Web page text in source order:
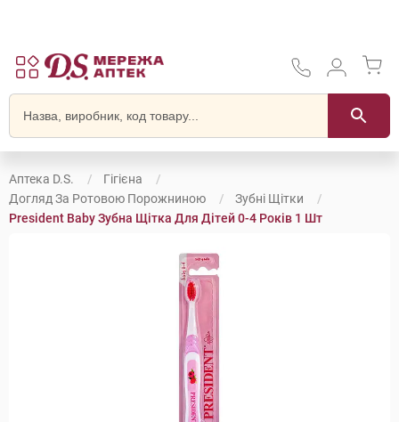
Аптека D.S.
Гігієна
Догляд За Ротовою Порожниною
Зубні Щітки
President Baby Зубна Щітка Для Дітей 0-4 Років 1 Шт